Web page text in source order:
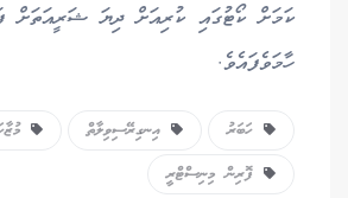
ކަމަށް ކޯޓުގައި ކުރިއަށް ދިޔަ ޝަރީއަތަށް
ހާމަވެފައެވެ.
ހަބަރު އިނގިރޭސިވިލާތް
ފޮރިން މިނިސްޓްރީ